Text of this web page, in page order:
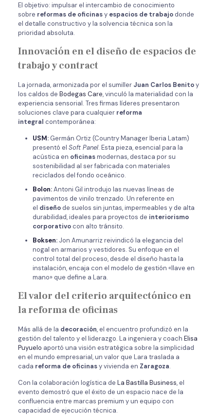
El objetivo: impulsar el intercambio de conocimiento
sobre reformas de oficinasy espacios de trabajodonde
el detalle constructivo y la solvencia técnica son la
prioridad absoluta.
Innovación en el diseño de espacios de
trabajo y contract
La jornada, armonizada por el sumiller Juan Carlos Benitoy
los caldos de Bodegas Care, vinculó la materialidad con la
experiencia sensorial. Tres firmas líderes presentaron
soluciones clave para cualquier reforma
integral contemporánea:
USM:Germán Ortiz (Country Manager Iberia Latam)
presentó el Soft Panel. Esta pieza, esencial para la
acústica en oficinasmodernas, destaca por su
sostenibilidad al ser fabricada con materiales
reciclados del fondo oceánico.
Bolon:Antoni Gil introdujo las nuevas líneas de
pavimentos de vinilo trenzado. Un referente en
el diseñode suelos sin juntas, impermeables y de alta
durabilidad, ideales para proyectos de interiorismo
corporativocon alto tránsito.
Boksen:Jon Amunarriz reivindicó la elegancia del
nogal en armarios y vestidores. Su enfoque en el
control total del proceso, desde el diseño hasta la
instalación, encaja con el modelo de gestión «llave en
mano» que define a Lara.
El valor del criterio arquitectónico en
la reforma de oficinas
Más allá de la decoración, el encuentro profundizó en la
gestión del talento y el liderazgo. La ingeniera y coach Elisa
Puyuelo aportó una visión estratégica sobre la simplicidad
en el mundo empresarial, un valor que Lara traslada a
cada reforma de oficinasy vivienda en Zaragoza.
Con la colaboración logística de La Bastilla Business, el
evento demostró que el éxito de un espacio nace de la
confluencia entre marcas premium y un equipo con
capacidad de ejecución técnica.